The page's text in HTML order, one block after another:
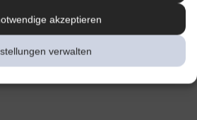
akzeptieren
verwalten